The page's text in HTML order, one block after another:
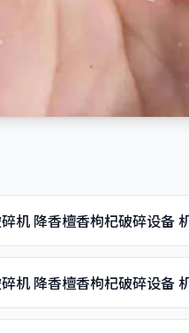
机 降香檀香枸杞破碎设备
机 降香檀香枸杞破碎设备